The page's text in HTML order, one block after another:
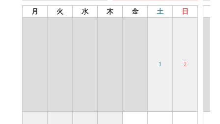
月 火 水 木 金 土 日
1 2